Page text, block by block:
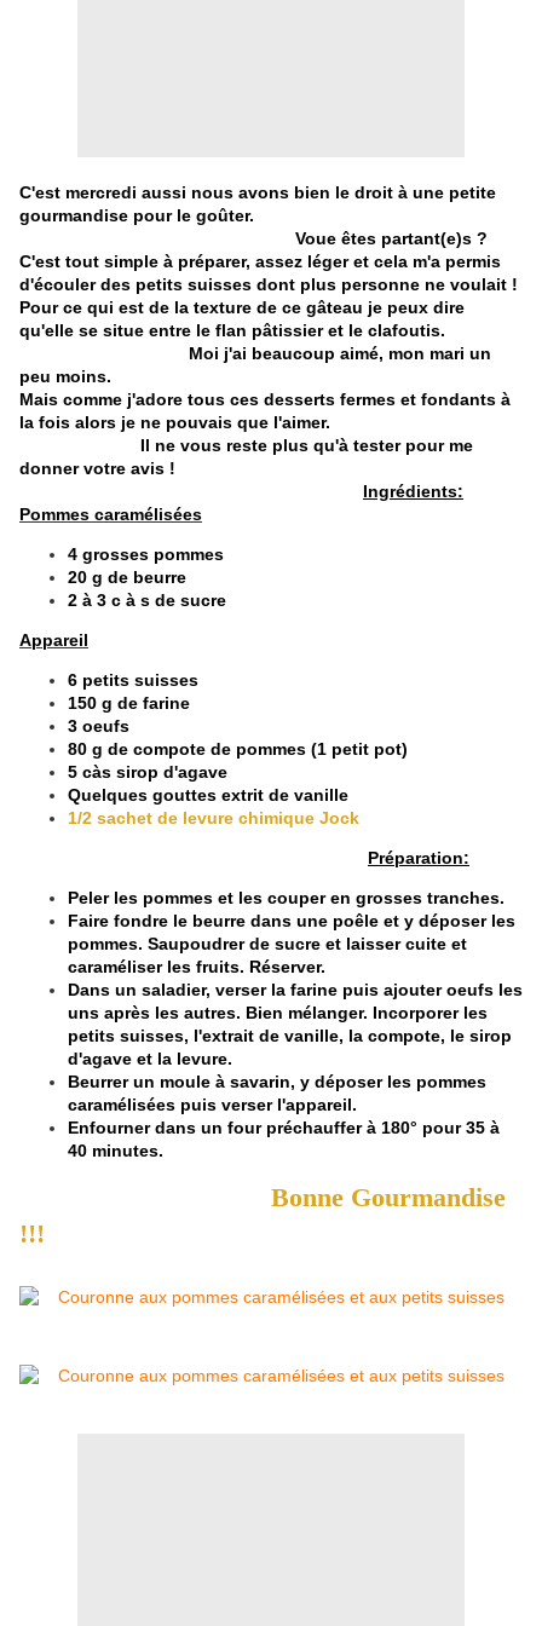
C'est mercredi aussi nous avons bien le droit à une petite
gourmandise pour le goûter.
Voue êtes partant(e)s ?
C'est tout simple à préparer, assez léger et cela m'a permis
d'écouler des petits suisses dont plus personne ne voulait !
Pour ce qui est de la texture de ce gâteau je peux dire
qu'elle se situe entre le flan pâtissier et le clafoutis.
Moi j'ai beaucoup aimé, mon mari un
peu moins.
Mais comme j'adore tous ces desserts fermes et fondants à
la fois alors je ne pouvais que l'aimer.
Il ne vous reste plus qu'à tester pour me
donner votre avis !
Ingrédients:
Pommes caramélisées
4 grosses pommes
20 g de beurre
2 à 3 c à s de sucre
Appareil
6 petits suisses
150 g de farine
3 oeufs
80 g de compote de pommes (1 petit pot)
5 càs sirop d'agave
Quelques gouttes extrit de vanille
1/2 sachet de levure chimique Jock
Préparation:
Peler les pommes et les couper en grosses tranches.
Faire fondre le beurre dans une poêle et y déposer les
pommes. Saupoudrer de sucre et laisser cuite et
caraméliser les fruits. Réserver.
Dans un saladier, verser la farine puis ajouter oeufs les
uns après les autres. Bien mélanger. Incorporer les
petits suisses, l'extrait de vanille, la compote, le sirop
d'agave et la levure.
Beurrer un moule à savarin, y déposer les pommes
caramélisées puis verser l'appareil.
Enfourner dans un four préchauffer à 180° pour 35 à
40 minutes.
Bonne Gourmandise
!!!